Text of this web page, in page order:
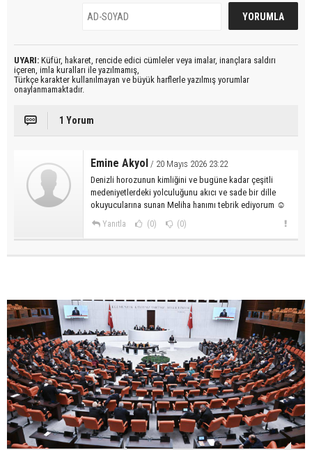
UYARI: Küfür, hakaret, rencide edici cümleler veya imalar, inançlara saldırı
içeren, imla kuralları ile yazılmamış,
Türkçe karakter kullanılmayan ve büyük harflerle yazılmış yorumlar
onaylanmamaktadır.
1 Yorum
Emine Akyol / 20 Mayıs 2026 23:22
Denizli horozunun kimliğini ve bugüne kadar çeşitli
medeniyetlerdeki yolculuğunu akıcı ve sade bir dille
okuyucularına sunan Meliha hanımı tebrik ediyorum ☺️
Yanıtla (0) (0)